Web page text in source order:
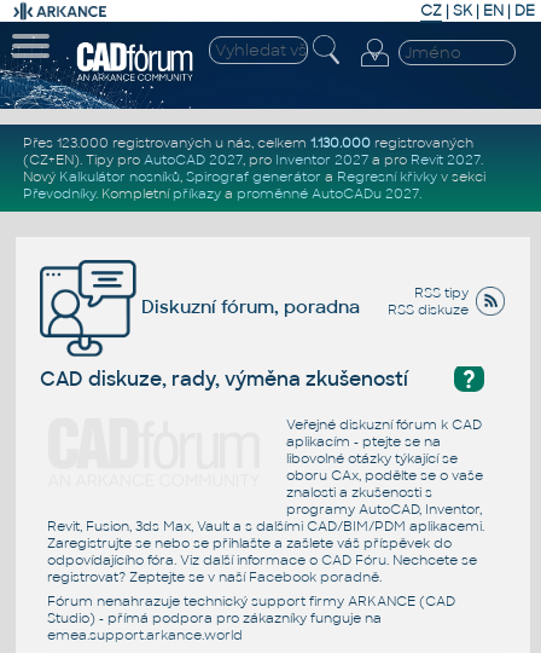
CZ | SK| EN | DE
Přes 123.000 registrovaných u nás, celkem 1.130.000registrovaných
(CZ+EN). Tipy pro AutoCAD 2027, pro Inventor 2027a pro Revit 2027.
Nový Kalkulátor nosníků, Spirograf generátor a Regresní křivkyv sekci
Převodníky. Kompletní příkazya proměnné AutoCADu 2027.
RSS tipy
RSS diskuze
Diskuzní fórum, poradna
?
CAD diskuze, rady, výměna zkušeností
Veřejné diskuzní fórum k CAD
aplikacím - ptejte se na
libovolné otázky týkající se
oboru CAx, podělte se o vaše
znalosti a zkušenosti s
programy AutoCAD, Inventor,
Revit, Fusion, 3ds Max, Vault a s dalšími CAD/BIM/PDM aplikacemi.
Zaregistrujte se nebo se přihlašte a zašlete váš příspěvek do
odpovídajícího fóra. Viz další informace o CAD Fóru. Nechcete se
registrovat? Zeptejte se v naší Facebook poradně.
Fórum nenahrazuje technický support firmy ARKANCE (CAD
Studio) - přímá podpora pro zákazníky funguje na
emea.support.arkance.world